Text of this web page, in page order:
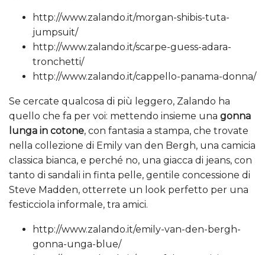
http://www.zalando.it/morgan-shibis-tuta-
jumpsuit/
http://www.zalando.it/scarpe-guess-adara-
tronchetti/
http://www.zalando.it/cappello-panama-donna/
Se cercate qualcosa di più leggero, Zalando ha
quello che fa per voi: mettendo insieme una gonna
lunga in cotone, con fantasia a stampa, che trovate
nella collezione di Emily van den Bergh, una camicia
classica bianca, e perché no, una giacca di jeans, con
tanto di sandali in finta pelle, gentile concessione di
Steve Madden, otterrete un look perfetto per una
festicciola informale, tra amici.
http://www.zalando.it/emily-van-den-bergh-
gonna-unga-blue/